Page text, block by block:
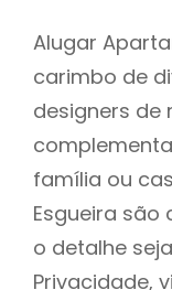
Alugar
carimbo de
designers de
família ou
Esgueira
o detalhe
Privacidade,